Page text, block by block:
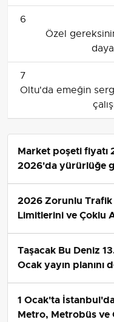
6
Özel
7
Oltu'da emeğin
Market poşeti fiyatı
2026'da yürürlüğe
2026 Zorunlu Trafik
Limitlerini ve Çoklu
Belirledi
Taşacak Bu Deniz
Ocak yayın planını
1 Ocak'ta
Metro, Metrobüs ve